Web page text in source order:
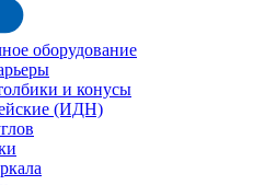
оборудование
и конусы
(ИДН)